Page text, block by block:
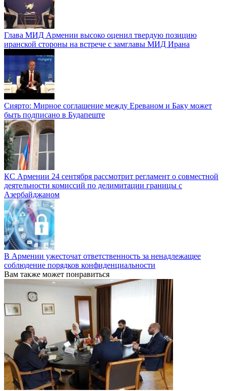
Глава МИД Армении высоко оценил твердую позицию
иранской стороны на встрече с замглавы МИД Ирана
Сиярто: Мирное соглашение между Ереваном и Баку может
быть подписано в Будапеште
КС Армении 24 сентября рассмотрит регламент о совместной
деятельности комиссий по делимитации границы с
Азербайджаном
В Армении ужесточат ответственность за ненадлежащее
соблюдение порядков конфиденциальности
Вам также может понравиться